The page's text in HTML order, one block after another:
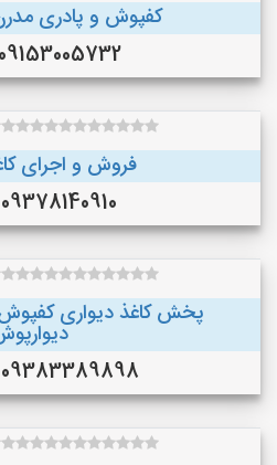
کفپوش و پادری
09153005732 (ایلام)
فروش و اجرای
09378140910 (ایلام)
پخش کاغذ دیواری کفپوش
09383389898 (اصفهان)